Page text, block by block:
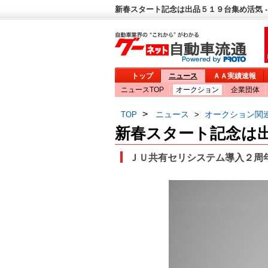
新春スタート記念は出品５１９台集め活気
トップ ニュース
ＡＡ実績速報
ニュースTOP
オークション 企業団体
TOP > ニュース > オークション関
新春スタート記念は
ＪＵ共有セリシステム導入２周